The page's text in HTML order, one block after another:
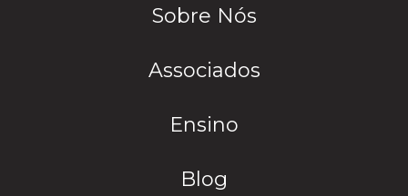
Sobre Nós
Associados
Ensino
Blog